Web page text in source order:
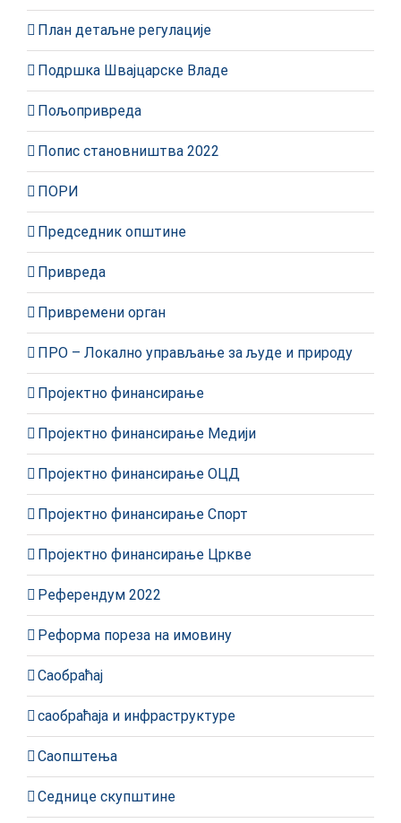
План детаљне регулације
Подршка Швајцарске Владе
Пољопривреда
Попис становништва 2022
ПОРИ
Председник општине
Привреда
Привремени орган
ПРО – Локално управљање за људе и природу
Пројектно финансирање
Пројектно финансирање Медији
Пројектно финансирање ОЦД
Пројектно финансирање Спорт
Пројектно финансирање Цркве
Референдум 2022
Реформа пореза на имовину
Саобраћај
саобраћаја и инфраструктуре
Саопштења
Седнице скупштине